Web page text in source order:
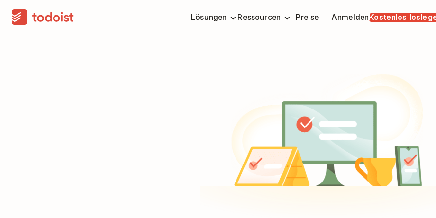
Lösungen Ressourcen Preise AnmeldenKostenlos